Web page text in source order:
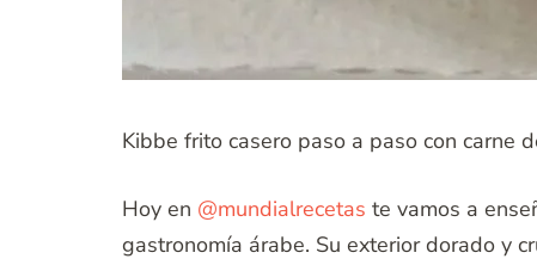
Kibbe frito casero paso a paso con carne
Hoy en @mundialrecetas te vamos a
gastronomía árabe. Su exterior dorado y